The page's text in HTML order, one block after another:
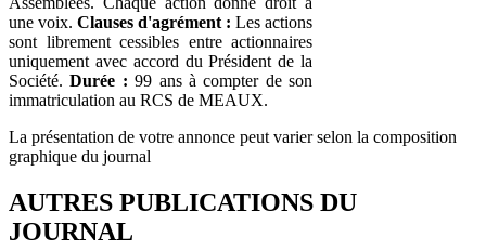
une voix. Clauses d'agrément : Les actions
sont librement cessibles entre actionnaires
uniquement avec accord du Président de la
Société.Durée : 99 ans à compter de son
immatriculation au RCS de MEAUX.
La présentation de votre annonce peut varier selon la composition
graphique du journal
AUTRES PUBLICATIONS DU
JOURNAL